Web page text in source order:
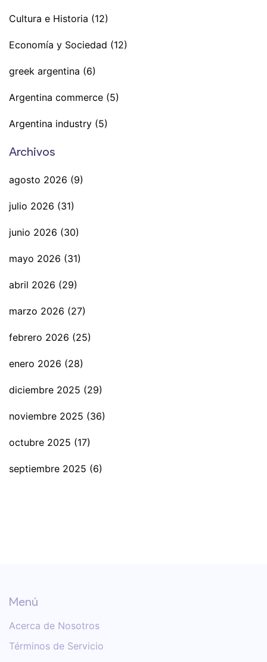
Cultura e Historia (12)
Economía y Sociedad (12)
greek argentina (6)
Argentina commerce (5)
Argentina industry (5)
Archivos
agosto 2026 (9)
julio 2026 (31)
junio 2026 (30)
mayo 2026 (31)
abril 2026 (29)
marzo 2026 (27)
febrero 2026 (25)
enero 2026 (28)
diciembre 2025 (29)
noviembre 2025 (36)
octubre 2025 (17)
septiembre 2025 (6)
Menú
Acerca de Nosotros
Términos de Servicio